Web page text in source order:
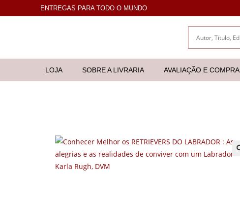
ENTREGAS PARA TODO O MUNDO
LOJA SOBRE A LIVRARIA AVALIAÇÃO E COMPRA